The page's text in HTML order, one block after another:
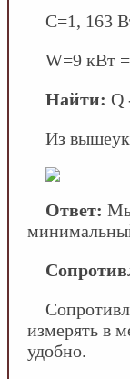
С=1, 163
W=9 кВт
Найти: Q
Из
Ответ:
измерять в
удобно.